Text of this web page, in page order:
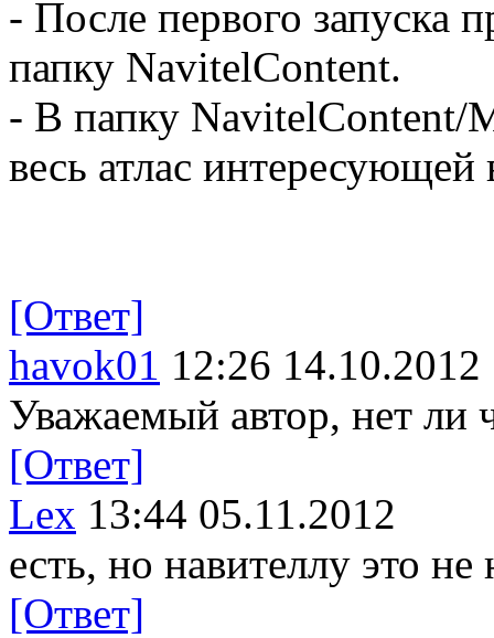
- После первого запуска
папку NavitelContent.
- В папку NavitelContent/
весь атлас интересующей
[Ответ]
havok01 12:26 14.10.2012
Уважаемый автор, нет ли
[Ответ]
Lex 13:44 05.11.2012
есть, но навителлу это не
[Ответ]